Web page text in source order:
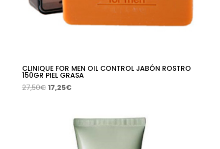
CLINIQUE FOR MEN OIL CONTROL JABÓN ROSTRO
150GR PIEL GRASA
27,50€ El
17,25€El
es:
17,25€.